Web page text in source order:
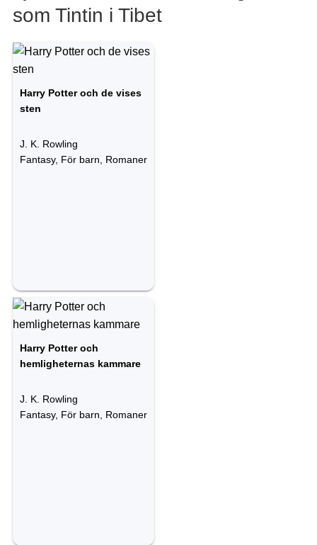
som Tintin i Tibet
Harry Potter och de vises
sten
J. K. Rowling
Fantasy, För barn, Romaner
Harry Potter och
hemligheternas kammare
J. K. Rowling
Fantasy, För barn, Romaner